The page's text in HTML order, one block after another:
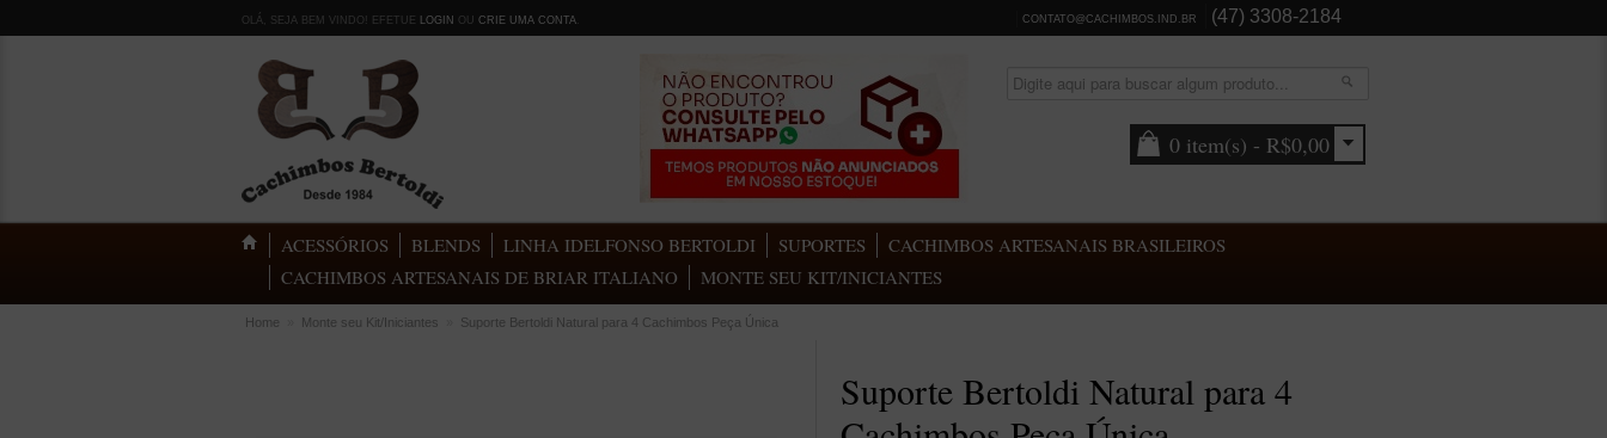
CONTATO@CACHIMBOS.IND.BR (47) 3308-2184
OLÁ, SEJA BEM VINDO! EFETUE LOGIN OU CRIE UMA CONTA.
0 item(s) - R$0,00
ACESSÓRIOS BLENDS LINHA IDELFONSO BERTOLDI SUPORTES
CACHIMBOS ARTESANAIS BRASILEIROS
CACHIMBOS ARTESANAIS DE BRIAR ITALIANO
MONTE SEU KIT/INICIANTES
Home Monte seu Kit/Iniciantes Suporte Bertoldi Natural para 4 Cachimbos Peça Única
Suporte Bertoldi Natural para 4